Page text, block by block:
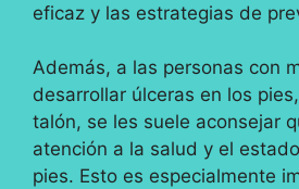
eficaz y las estrategias de
Además, a las personas con
desarrollar úlceras en los
talón, se les suele aconsejar
atención a la salud y el
pies. Esto es especialmente